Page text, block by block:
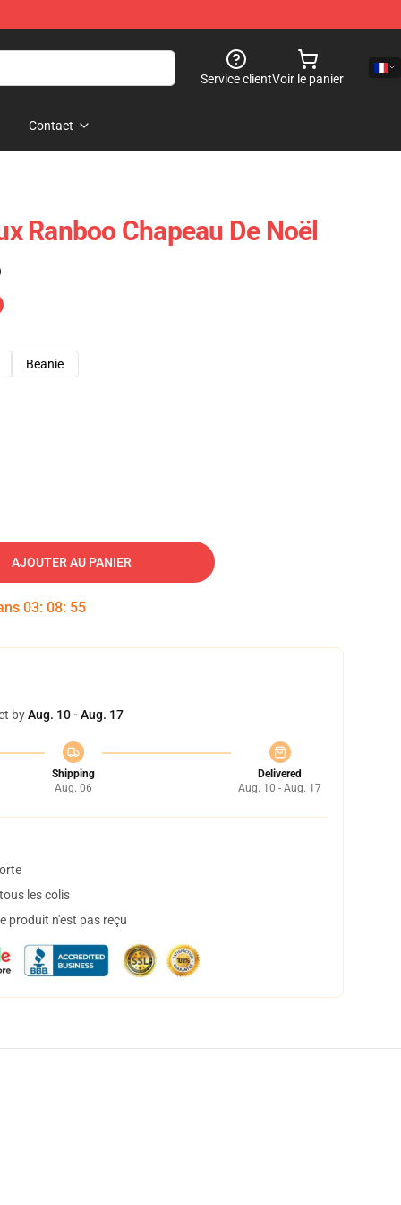
Service clientVoir le panier
Contact
Ranboo Chapeau De Noël
Beanie
AJOUTER AU PANIER
03: 08: 54
byAug. 10 - Aug. 17
Shipping
Aug. 06
Delivered
Aug. 10 - Aug. 17
les colis
produit n'est pas reçu